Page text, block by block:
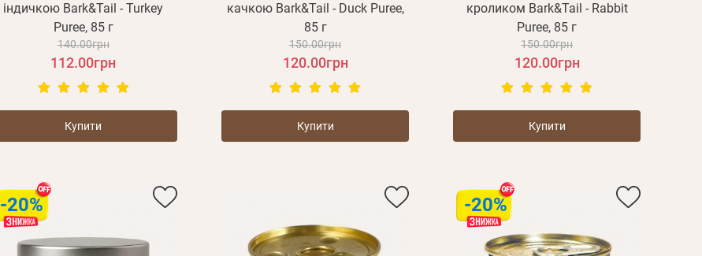
індичкою Bark&Tail - Turkey
Puree, 85 г
140.00грн
112.00грн
Купити
качкою Bark&Tail - Duck Puree,
85 г
150.00грн
120.00грн
Купити
кроликом Bark&Tail - Rabbit
Puree, 85 г
150.00грн
120.00грн
Купити
-20% -20%